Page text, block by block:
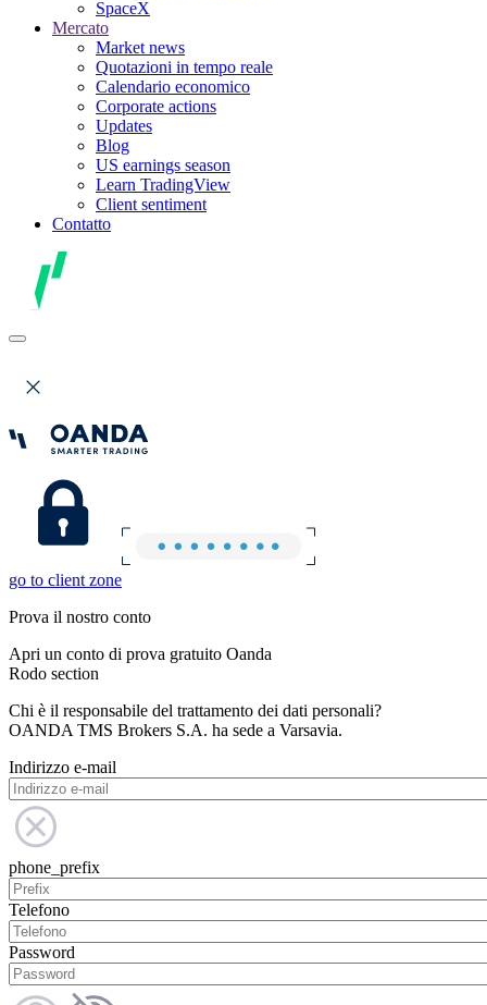
SpaceX
Mercato
Market news
Quotazioni in tempo reale
Calendario economico
Corporate actions
Updates
Blog
US earnings season
Learn TradingView
Client sentiment
Contatto
go to client zone
Prova il nostro conto
Apri un conto di prova gratuito Oanda
Rodo section
Chi è il responsabile del trattamento dei dati personali?
OANDA TMS Brokers S.A. ha sede a Varsavia.
Indirizzo e-mail
phone_prefix
Telefono
Password